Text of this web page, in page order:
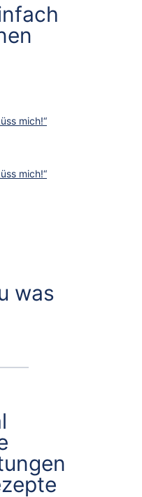
mich!“
mich!“
was